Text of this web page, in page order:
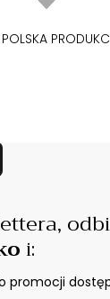
i:
promocji